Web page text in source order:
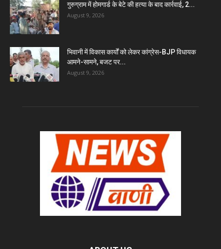
गुरुग्राम में होमगार्ड के बेटे की हत्या के बाद कार्रवाई, 2...
August 9, 2026
भिवानी में विकास कार्यों को लेकर कांग्रेस-BJP विधायक
आमने-सामने, बजट पर...
August 9, 2026